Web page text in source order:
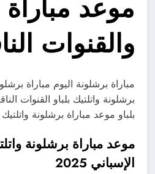
موعد مباراة
والقنوات
مباراة برشلونة اليوم مباراة
برشلونة واتلتيك بلباو القنوات
بلباو موعد مباراة برشلونة
الإسباني 2025